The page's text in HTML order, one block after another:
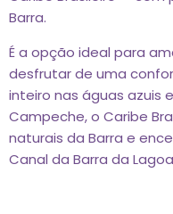
Barra.
É a opção ideal para
desfrutar de uma
inteiro nas águas azuis
Campeche, o Caribe
naturais da Barra e
Canal da Barra da